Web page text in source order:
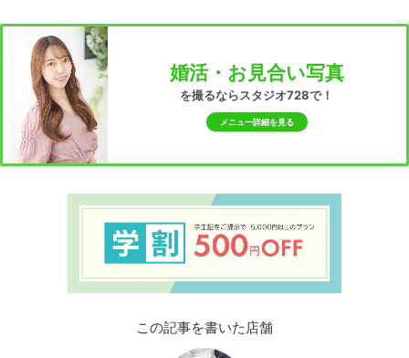
婚活・お見合い写真
を撮るならスタジオ728で！
メニュー詳細を見る
この記事を書いた店舗